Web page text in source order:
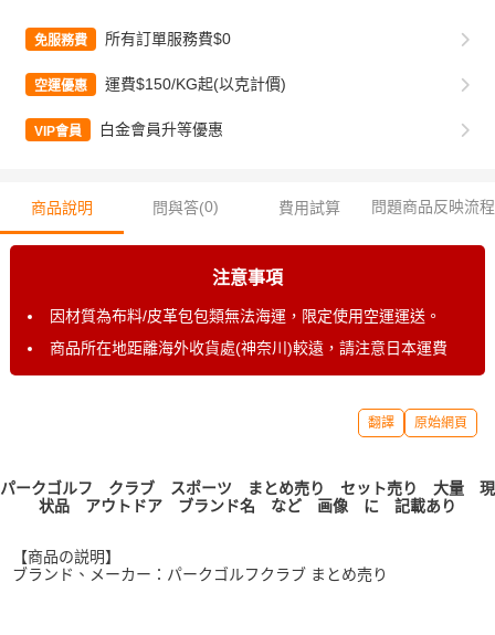
免服務費 所有訂單服務費$0
空運優惠 運費$150/KG起(以克計價)
VIP會員 白金會員升等優惠
商品說明 問與答(0) 費用試算 問題商品反映流程
注意事項
因材質為布料/皮革包包類無法海運，限定使用空運運送。
商品所在地距離海外收貨處(神奈川)較遠，請注意日本運費
翻譯 原始網頁
パークゴルフ クラブ スポーツ まとめ売り セット売り 大量 現
状品 アウトドア ブランド名 など 画像 に 記載あり
【商品の説明】
ブランド、メーカー：パークゴルフクラブ まとめ売り